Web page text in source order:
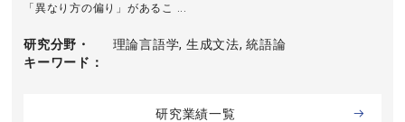
「異なり方の偏り」があるこ ...
研究分野・
キーワード
理論言語学, 生成文法, 統語論
研究業績一覧